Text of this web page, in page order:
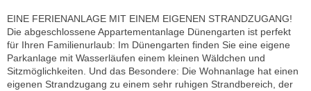
EINE FERIENANLAGE MIT EINEM EIGENEN STRANDZUGANG!
Die abgeschlossene Appartementanlage Dünengarten ist perfekt
für Ihren Familienurlaub: Im Dünengarten finden Sie eine eigene
Parkanlage mit Wasserläufen einem kleinen Wäldchen und
Sitzmöglichkeiten. Und das Besondere: Die Wohnanlage hat einen
eigenen Strandzugang zu einem sehr ruhigen Strandbereich, der